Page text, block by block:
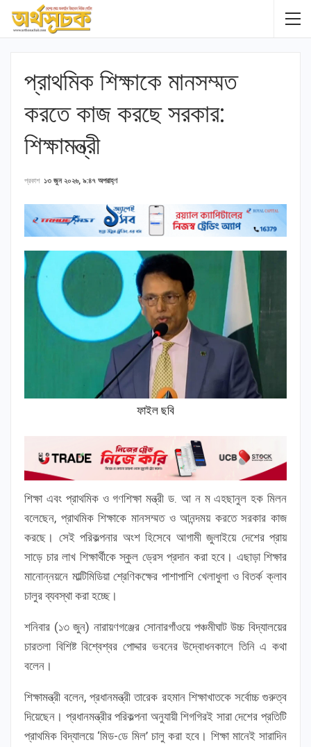
প্রাথমিক শিক্ষাকে মানসম্মত
করতে কাজ করছে সরকার:
শিক্ষামন্ত্রী
প্রকাশ ১৩ জুন ২০২৬, ৯:৪৭ অপরাহ্ণ
ফাইল ছবি
শিক্ষা এবং প্রাথমিক ও গণশিক্ষা মন্ত্রী ড. আ ন ম এহছানুল হক মিলন
বলেছেন, প্রাথমিক শিক্ষাকে মানসম্মত ও আনন্দময় করতে সরকার কাজ
করছে। সেই পরিকল্পনার অংশ হিসেবে আগামী জুলাইয়ে দেশের প্রায়
সাড়ে চার লাখ শিক্ষার্থীকে স্কুল ড্রেস প্রদান করা হবে। এছাড়া শিক্ষার
মানোন্নয়নে মাল্টিমিডিয়া শ্রেণিকক্ষের পাশাপাশি খেলাধুলা ও বিতর্ক ক্লাব
চালুর ব্যবস্থা করা হচ্ছে।
শনিবার (১৩ জুন) নারায়ণগঞ্জের সোনারগাঁওয়ে পঞ্চমীঘাট উচ্চ বিদ্যালয়ের
চারতলা বিশিষ্ট বিশ্বেশ্বর পোদ্দার ভবনের উদ্বোধনকালে তিনি এ কথা
বলেন।
শিক্ষামন্ত্রী বলেন, প্রধানমন্ত্রী তারেক রহমান শিক্ষাখাতকে সর্বোচ্চ গুরুত্ব
দিয়েছেন। প্রধানমন্ত্রীর পরিকল্পনা অনুযায়ী শিগগিরই সারা দেশের প্রতিটি
প্রাথমিক বিদ্যালয়ে ‘মিড-ডে মিল’ চালু করা হবে। শিক্ষা মানেই সারাদিন